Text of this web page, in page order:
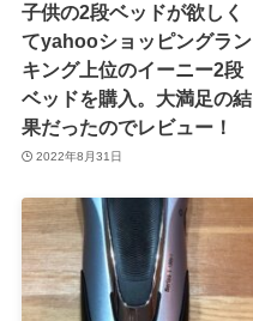
子供の2段ベッドが欲しく
てyahooショッピングラン
キング上位のイーニー2段
ベッドを購入。大満足の結
果だったのでレビュー！
2022年8月31日